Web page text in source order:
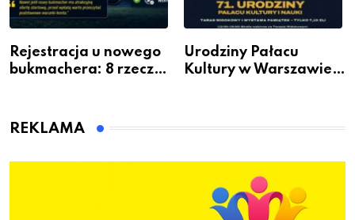
Rejestracja u nowego
bukmachera: 8 rzeczy,
Urodziny Pałacu
Kultury w Warszawie –
REKLAMA